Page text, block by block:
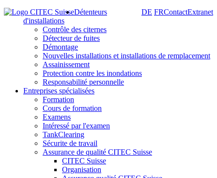
DE FRContactExtranet
Détenteurs
d'installations
Contrôle des citernes
Détecteur de fuites
Démontage
Nouvelles installations et installations de remplacement
Assainissement
Protection contre les inondations
Responsabilité personnelle
Entreprises spécialisées
Formation
Cours de formation
Examens
Intéressé par l'examen
TankClearing
Sécurite de travail
Assurance de qualité CITEC Suisse
CITEC Suisse
Organisation